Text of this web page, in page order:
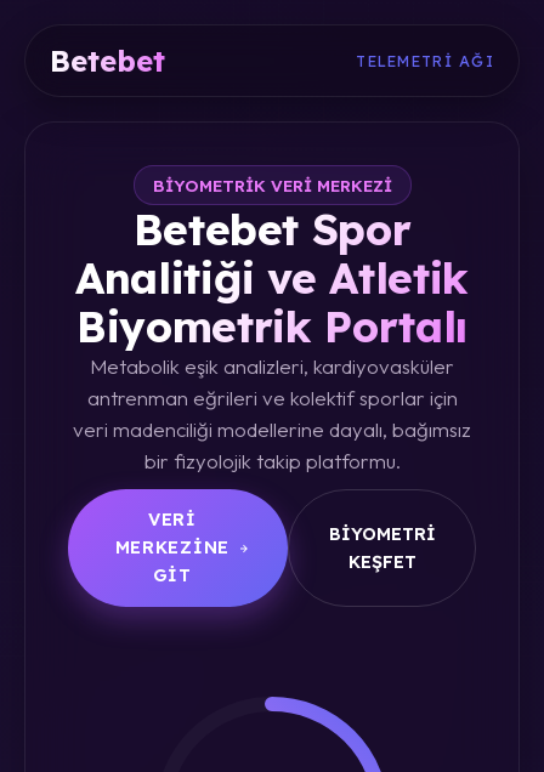
Betebet TELEMETRI AĞI
BIYOMETRIK VERI MERKEZI
Betebet Spor
Analitiği ve Atletik
Biyometrik Portalı
Metabolik eşik analizleri, kardiyovasküler
antrenman eğrileri ve kolektif sporlar için
veri madenciliği modellerine dayalı, bağımsız
bir fizyolojik takip platformu.
VERI
MERKEZINE
GIT
BIYOMETRI
KEŞFET